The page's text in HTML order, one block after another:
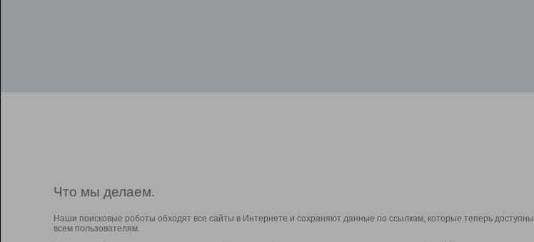
Что мы делаем.
Наши поисковые роботы обходят все сайты в Интернете и сохраняют данные по ссылкам, которые теперь доступны
всем пользователям.